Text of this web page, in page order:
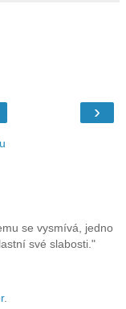
›
se vysmívá, jedno
své slabosti."
.